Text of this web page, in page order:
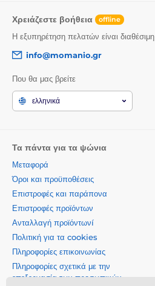
Χρειάζεστε βοήθεια offline
Η εξυπηρέτηση πελατών είναι διαθέσιμη
info@momanio.gr
Που θα μας βρείτε
ελληνικά
Τα πάντα για τα ψώνια
Μεταφορά
Όροι και προϋποθέσεις
Επιστροφές και παράπονα
Επιστροφές προϊόντων
Ανταλλαγή προϊόντωνí
Πολιτική για τα cookies
Πληροφορίες επικοινωνίας
Πληροφορίες σχετικά με την
επεξεργασία των προσωπικών